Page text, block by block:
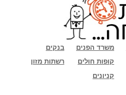
בנקים משרד הפנים
רשתות מזון
קופות חולים
קניונים